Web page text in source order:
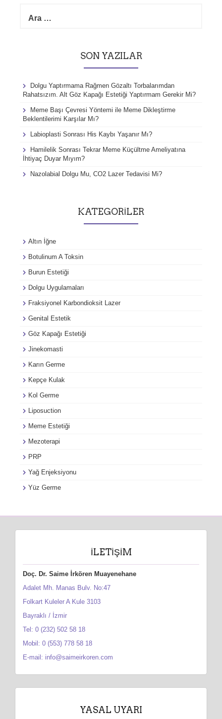
SON YAZILAR
Dolgu Yaptırmama Rağmen Gözaltı Torbalarımdan
Rahatsızım. Alt Göz Kapağı Estetiği Yaptırmam Gerekir Mi?
Meme Başı Çevresi Yöntemi ile Meme Dikleştirme
Beklentilerimi Karşılar Mı?
Labioplasti Sonrası His Kaybı Yaşanır Mı?
Hamilelik Sonrası Tekrar Meme Küçültme Ameliyatına
İhtiyaç Duyar Mıyım?
Nazolabial Dolgu Mu, CO2 Lazer Tedavisi Mi?
KATEGORILER
Altın İğne
Botulinum A Toksin
Burun Estetiği
Dolgu Uygulamaları
Fraksiyonel Karbondioksit Lazer
Genital Estetik
Göz Kapağı Estetiği
Jinekomasti
Karın Germe
Kepçe Kulak
Kol Germe
Liposuction
Meme Estetiği
Mezoterapi
PRP
Yağ Enjeksiyonu
Yüz Germe
İLETIŞIM
Doç. Dr. Saime İrkören Muayenehane
Adalet Mh. Manas Bulv. No:47
Folkart Kuleler A Kule 3103
Bayraklı / İzmir
Tel: 0 (232) 502 58 18
Mobil: 0 (553) 778 58 18
E-mail: info@saimeirkoren.com
YASAL UYARI